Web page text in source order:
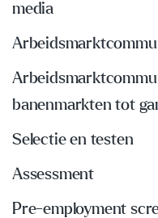
media
banenmarkten tot
Selectie en testen
Assessment
Pre-employment